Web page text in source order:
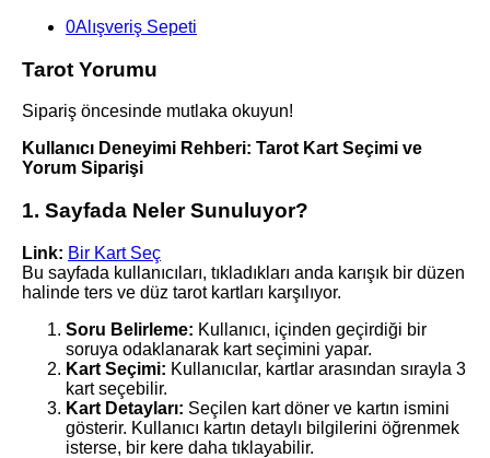
0Alışveriş Sepeti
Tarot Yorumu
Sipariş öncesinde mutlaka okuyun!
Kullanıcı Deneyimi Rehberi: Tarot Kart Seçimi ve
Yorum Siparişi
1. Sayfada Neler Sunuluyor?
Link: Bir Kart Seç
Bu sayfada kullanıcıları, tıkladıkları anda karışık bir düzen
halinde ters ve düz tarot kartları karşılıyor.
Soru Belirleme: Kullanıcı, içinden geçirdiği bir
soruya odaklanarak kart seçimini yapar.
Kart Seçimi: Kullanıcılar, kartlar arasından sırayla 3
kart seçebilir.
Kart Detayları: Seçilen kart döner ve kartın ismini
gösterir. Kullanıcı kartın detaylı bilgilerini öğrenmek
isterse, bir kere daha tıklayabilir.